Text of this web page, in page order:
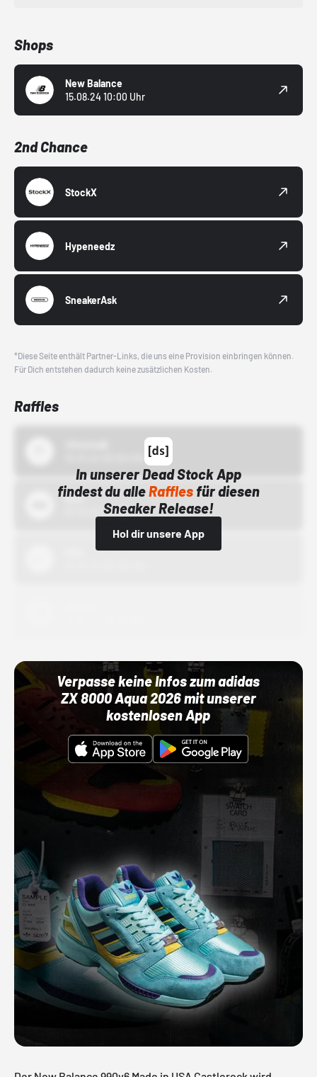
Shops
New Balance
15.08.24 10:00 Uhr
2nd Chance
StockX
Hypeneedz
SneakerAsk
*Diese Seite enthält Partner-Links, die uns eine Provision einbringen können.
Für Dich entstehen dadurch keine zusätzlichen Kosten.
Raffles
In unserer Dead Stock App
findest du alleRafflesfür diesen
Sneaker Release!
Hol dir unsere App
Bstn
01.10.22 00:00 Uhr
Verpasse keine Infos zum adidas
ZX 8000 Aqua 2026 mit unserer
kostenlosen App